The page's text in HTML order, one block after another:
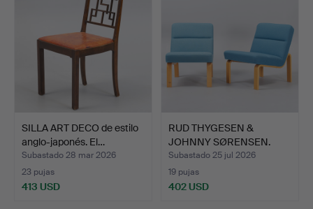
SILLA ART DECO de estilo
anglo-japonés. El…
Subastado 28 mar 2026
23 pujas
413 USD
RUD THYGESEN &
JOHNNY SØRENSEN.
Butacas, p…
Subastado 25 jul 2026
19 pujas
402 USD